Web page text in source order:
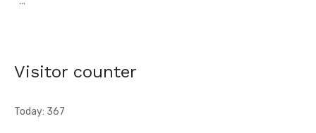
africain et la capacité d'adaptation du technicien français
Visitor counter
Today: 367